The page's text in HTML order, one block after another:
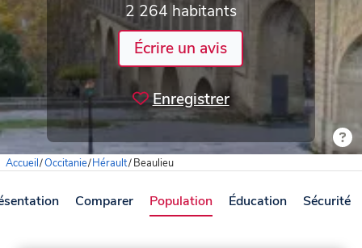
2 264 habitants
Écrire un avis
Enregistrer
Accueil/Occitanie/Hérault/Beaulieu
Comparer Population Éducation Sécurité